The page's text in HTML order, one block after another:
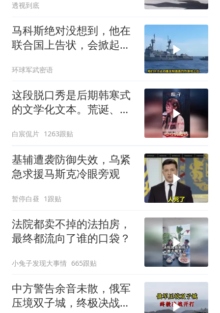
透视到底
马科斯绝对没想到，他在
联合国上告状，会掀起中
环球军武密语
这段脱口秀是后期韩寒式
的文学化文本。荒诞、激
白宸侃片 1263跟贴
基辅遭袭防御失效，乌紧
急求援马斯克冷眼旁观
暂停白昼 1跟贴
法院都卖不掉的法拍房，
最终都流向了谁的口袋？
小兔子发现大事情 665跟贴
中方警告余音未散，俄军
压境双子城，终极决战开